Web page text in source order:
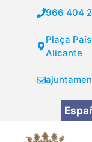
contenido
966 404
Plaça
Alicante